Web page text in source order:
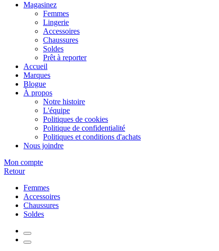
Magasinez
Femmes
Lingerie
Accessoires
Chaussures
Soldes
Prêt à reporter
Accueil
Marques
Blogue
À propos
Notre histoire
L'équipe
Politiques de cookies
Politique de confidentialité
Politiques et conditions d'achats
Nous joindre
Mon compte
Retour
Femmes
Accessoires
Chaussures
Soldes